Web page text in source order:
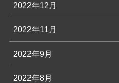
2022年12月
2022年11月
2022年9月
2022年8月